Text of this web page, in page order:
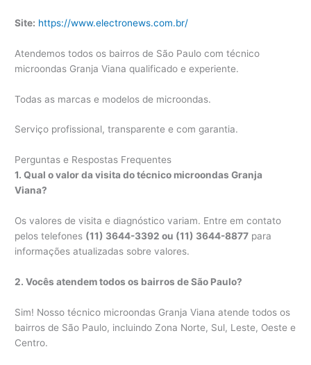
Site: https://www.electronews.com.br/
Atendemos todos os bairros de São Paulo com técnico
microondas Granja Viana qualificado e experiente.
Todas as marcas e modelos de microondas.
Serviço profissional, transparente e com garantia.
Perguntas e Respostas Frequentes
1. Qual o valor da visita do técnico microondas Granja
Viana?
Os valores de visita e diagnóstico variam. Entre em contato
pelos telefones (11) 3644-3392 ou (11) 3644-8877 para
informações atualizadas sobre valores.
2. Vocês atendem todos os bairros de São Paulo?
Sim! Nosso técnico microondas Granja Viana atende todos os
bairros de São Paulo, incluindo Zona Norte, Sul, Leste, Oeste e
Centro.